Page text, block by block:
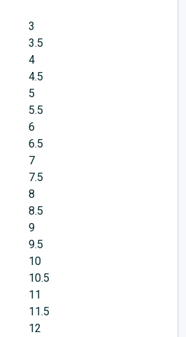
3
3.5
4
4.5
5
5.5
6
6.5
7
7.5
8
8.5
9
9.5
10
10.5
11
11.5
12